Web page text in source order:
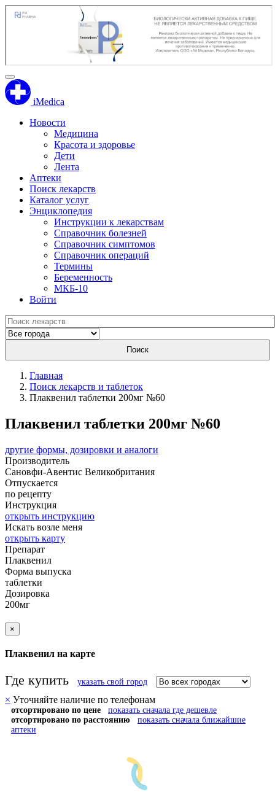
iMedica
Новости
Медицина
Красота и здоровье
Дети
Лента
Аптеки
Поиск лекарств
Каталог услуг
Энциклопедия
Инструкции к лекарствам
Справочник болезней
Справочник симптомов
Справочник операций
Термины
Беременность
МКБ-10
Войти
Поиск
Главная
Поиск лекарств и таблеток
Плаквенил таблетки 200мг №60
Плаквенил таблетки 200мг №60
другие формы, дозировки и аналоги
Производитель
Сановфи-Авентис Великобритания
Отпускается
по рецепту
Инструкция
открыть инструкцию
Искать возле меня
открыть карту
Препарат
Плаквенил
Форма выпуска
таблетки
Дозировка
200мг
×
Плаквенил на карте
Где купить указать свой город
× Уточняйте наличие по телефонам
отсортировано по цене
показать сначала где дешевле
отсортировано по расстоянию
показать сначала ближайшие
аптеки